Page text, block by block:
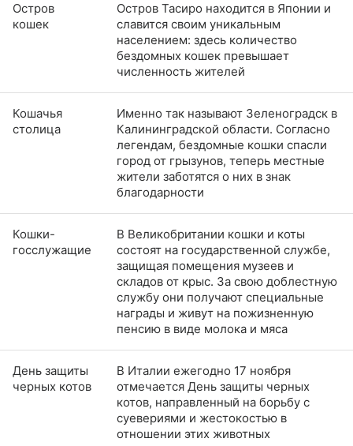
Остров
кошек
Остров Тасиро находится в Японии и
славится своим уникальным
населением: здесь количество
бездомных кошек превышает
численность жителей
Кошачья
столица
Именно так называют Зеленоградск в
Калининградской области. Согласно
легендам, бездомные кошки спасли
город от грызунов, теперь местные
жители заботятся о них в знак
благодарности
Кошки-
госслужащие
В Великобритании кошки и коты
состоят на государственной службе,
защищая помещения музеев и
складов от крыс. За свою доблестную
службу они получают специальные
награды и живут на пожизненную
пенсию в виде молока и мяса
День защиты
черных котов
В Италии ежегодно 17 ноября
отмечается День защиты черных
котов, направленный на борьбу с
суевериями и жестокостью в
отношении этих животных